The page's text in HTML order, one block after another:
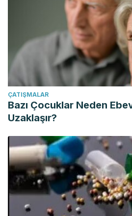
ÇATIŞMALAR
Bazı Çocuklar Neden
Uzaklaşır?